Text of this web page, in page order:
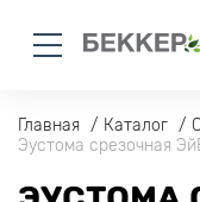
Главная Каталог
Эустома срезочная